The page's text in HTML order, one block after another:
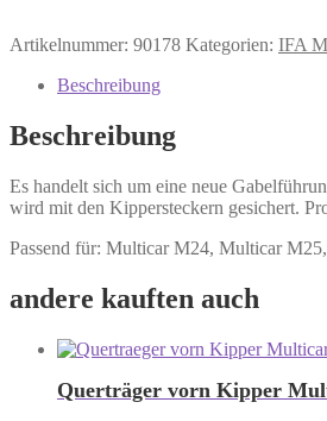
Artikelnummer: 90178 Kategorien: IFA
Beschreibung
Beschreibung
Es handelt sich um eine neue
wird mit den Kippersteckern gesichert.
Passend für: Multicar M24, Multicar
andere kauften auch
Querträger vorn Kipper